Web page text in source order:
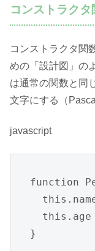
コンストラクタ
コンストラクタ関
めの「設計図」の
は通常の関数と同
文字にする（
javascript
function
}